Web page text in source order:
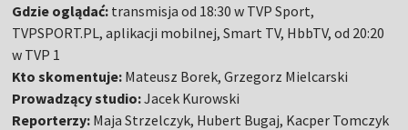
Gdzie oglądać: transmisja od 18:30 w TVP Sport,
TVPSPORT.PL, aplikacji mobilnej, Smart TV, HbbTV, od 20:20
w TVP 1
Kto skomentuje: Mateusz Borek, Grzegorz Mielcarski
Prowadzący studio:Jacek Kurowski
Reporterzy: Maja Strzelczyk, Hubert Bugaj, Kacper Tomczyk